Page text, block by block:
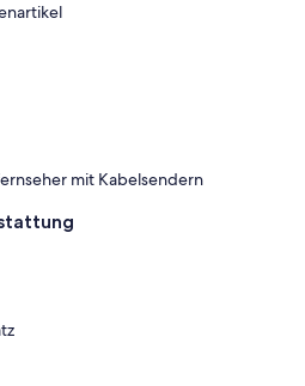
mit Kabelsendern